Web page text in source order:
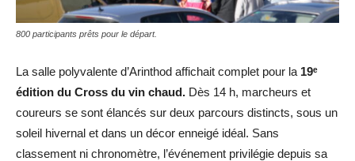
800 participants prêts pour le départ.
La salle polyvalente d’Arinthod affichait complet pour la 19ᵉ
édition du Cross du vin chaud. Dès 14 h, marcheurs et
coureurs se sont élancés sur deux parcours distincts, sous un
soleil hivernal et dans un décor enneigé idéal. Sans
classement ni chronomètre, l’événement privilégie depuis sa